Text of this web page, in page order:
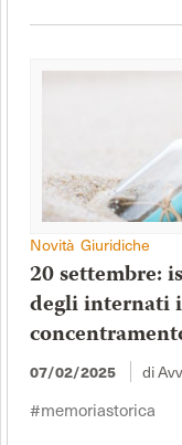
Novità Giuridiche
20 settembre:
degli internati
07/02/2025 di
#memoriastorica